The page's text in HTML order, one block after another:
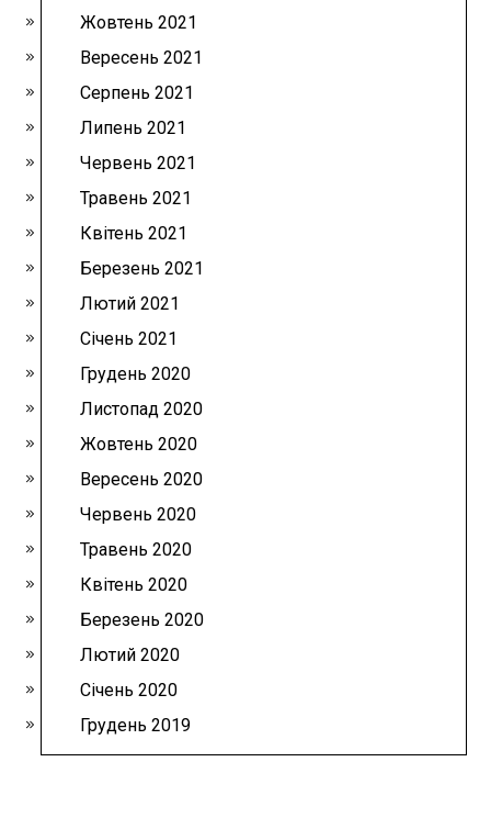
Жовтень 2021
Вересень 2021
Серпень 2021
Липень 2021
Червень 2021
Травень 2021
Квітень 2021
Березень 2021
Лютий 2021
Січень 2021
Грудень 2020
Листопад 2020
Жовтень 2020
Вересень 2020
Червень 2020
Травень 2020
Квітень 2020
Березень 2020
Лютий 2020
Січень 2020
Грудень 2019